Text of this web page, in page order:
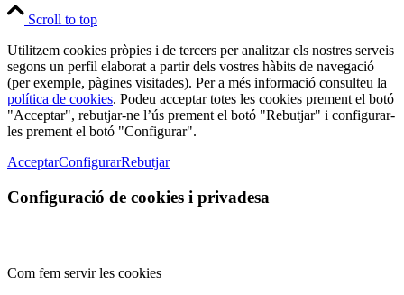
Scroll to top
Utilitzem cookies pròpies i de tercers per analitzar els nostres serveis
segons un perfil elaborat a partir dels vostres hàbits de navegació
(per exemple, pàgines visitades). Per a més informació consulteu la
política de cookies. Podeu acceptar totes les cookies prement el botó
"Acceptar", rebutjar-ne l’ús prement el botó "Rebutjar" i configurar-
les prement el botó "Configurar".
AcceptarConfigurarRebutjar
Configuració de cookies i privadesa
Com fem servir les cookies